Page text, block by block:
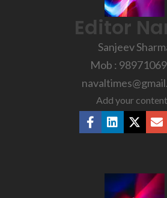
Editor
Sanjeev
Mob :
Add your